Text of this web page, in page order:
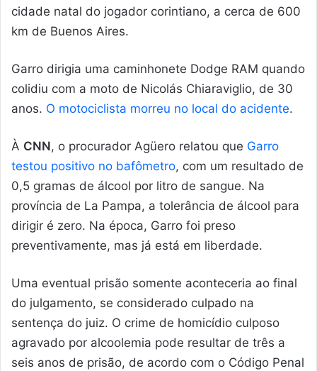
cidade natal do jogador corintiano, a cerca de 600
km de Buenos Aires.
Garro dirigia uma caminhonete Dodge RAM quando
colidiu com a moto de Nicolás Chiaraviglio, de 30
anos. O motociclista morreu no local do acidente.
À CNN, o procurador Agüero relatou que Garro
testou positivo no bafômetro, com um resultado de
0,5 gramas de álcool por litro de sangue. Na
província de La Pampa, a tolerância de álcool para
dirigir é zero. Na época, Garro foi preso
preventivamente, mas já está em liberdade.
Uma eventual prisão somente aconteceria ao final
do julgamento, se considerado culpado na
sentença do juiz. O crime de homicídio culposo
agravado por alcoolemia pode resultar de três a
seis anos de prisão, de acordo com o Código Penal